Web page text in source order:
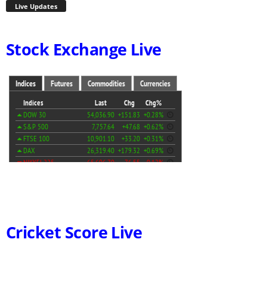
Live Updates
Stock Exchange Live
Cricket Score Live